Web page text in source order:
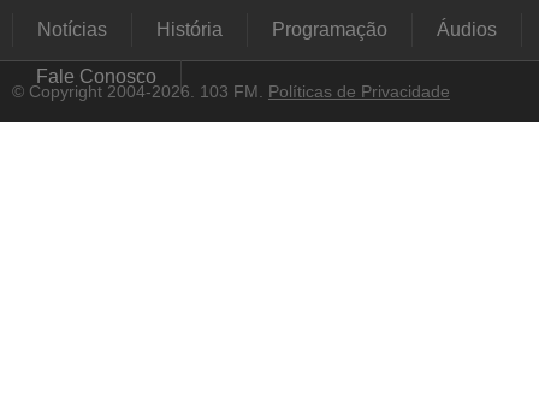
Notícias História Programação Áudios
Fale Conosco
© Copyright 2004-2026. 103 FM. Políticas de Privacidade